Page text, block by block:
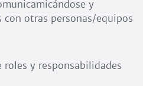
y
con otras personas/equipos
roles y responsabilidades